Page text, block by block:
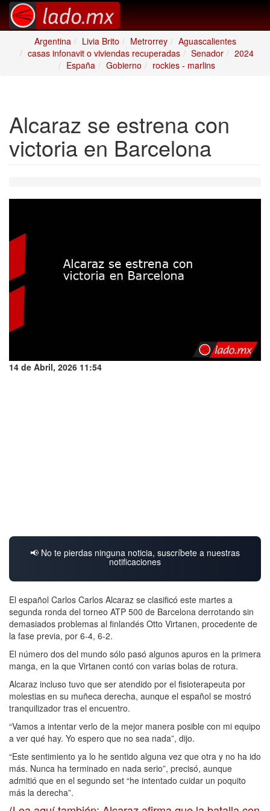
Argentina Livia Brito Metrorrey
Aguascalientes
casas infonavit o viviendas recuperadas
Senador
2024
España
Gobierno rockies - marlins
Alcaraz se estrena con
victoria en Barcelona
14 de Abril, 2026 11:54
📢 No te pierdas ninguna noticia, suscríbete a nuestras
notificaciones
El español Carlos Carlos Alcaraz se clasificó este martes a
segunda ronda del torneo ATP 500 de Barcelona derrotando sin
demasiados problemas al finlandés Otto Virtanen, procedente de
la fase previa, por 6-4, 6-2.
El número dos del mundo sólo pasó algunos apuros en la primera
manga, en la que Virtanen contó con varias bolas de rotura.
Alcaraz incluso tuvo que ser atendido por el fisioterapeuta por
molestias en su muñeca derecha, aunque el español se mostró
tranquilizador tras el encuentro.
“Vamos a intentar verlo de la mejor manera posible con mi equipo
a ver qué hay. Yo espero que no sea nada”, dijo.
“Este sentimiento ya lo he sentido alguna vez que otra y no ha ido
más. Nunca ha terminado en nada serio”, precisó, aunque
admitió que en el segundo set “he intentado cuidar un poquito
más la derecha”.